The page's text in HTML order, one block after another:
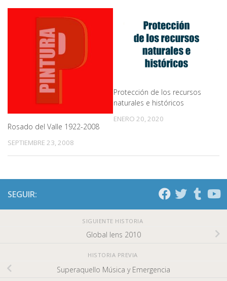
Rosado del Valle 1922-2008
SEPTIEMBRE 23, 2008
Protección de los recursos
naturales e históricos
ENERO 20, 2020
SEGUIR:
SIGUIENTE HISTORIA
Global lens 2010
HISTORIA PREVIA
Superaquello Música y Emergencia